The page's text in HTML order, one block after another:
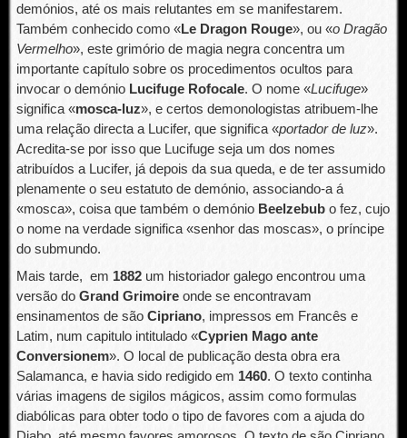
demónios, até os mais relutantes em se manifestarem.
Também conhecido como «Le Dragon Rouge», ou «o Dragão
Vermelho», este grimório de magia negra concentra um
importante capítulo sobre os procedimentos ocultos para
invocar o demónio Lucifuge Rofocale. O nome «Lucifuge»
significa «mosca-luz», e certos demonologistas atribuem-lhe
uma relação directa a Lucifer, que significa «portador de luz».
Acredita-se por isso que Lucifuge seja um dos nomes
atribuídos a Lucifer, já depois da sua queda, e de ter assumido
plenamente o seu estatuto de demónio, associando-a á
«mosca», coisa que também o demónio Beelzebubo fez, cujo
o nome na verdade significa «senhor das moscas», o príncipe
do submundo.
Mais tarde, em 1882um historiador galego encontrou uma
versão do Grand Grimoireonde se encontravam
ensinamentos de são Cipriano, impressos em Francês e
Latim, num capitulo intitulado «Cyprien Mago ante
Conversionem». O local de publicação desta obra era
Salamanca, e havia sido redigido em 1460. O texto continha
várias imagens de sigilos mágicos, assim como formulas
diabólicas para obter todo o tipo de favores com a ajuda do